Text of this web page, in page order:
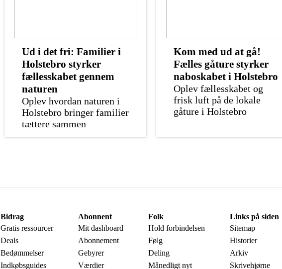
Ud i det fri: Familier i
Holstebro styrker
fællesskabet gennem
naturen
Oplev hvordan naturen i
Holstebro bringer familier
tættere sammen
Kom med ud at gå!
Fælles gåture styrker
naboskabet i Holstebro
Oplev fællesskabet og
frisk luft på de lokale
gåture i Holstebro
Bidrag
Gratis ressourcer
Deals
Bedømmelser
Indkøbsguides
Abonnent
Mit dashboard
Abonnement
Gebyrer
Værdier
Folk
Hold forbindelsen
Følg
Deling
Månedligt nyt
Links på siden
Sitemap
Historier
Arkiv
Skrivehjørne